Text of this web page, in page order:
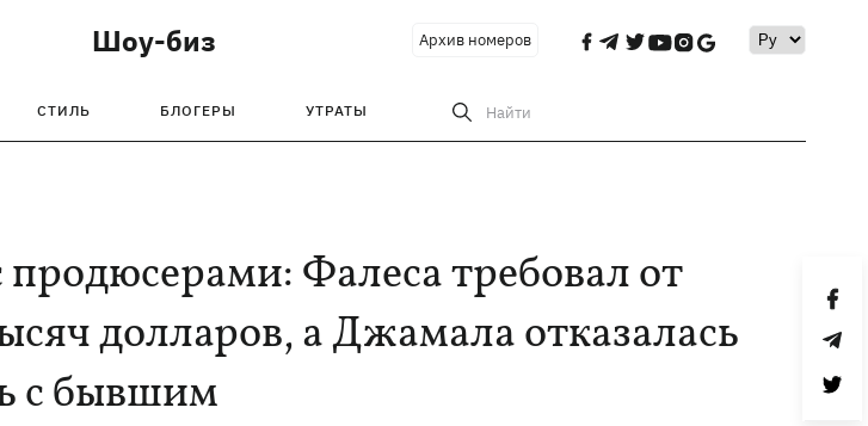
Шоу-биз Архив номеров
СТИЛЬ БЛОГЕРЫ УТРАТЫ Найти
продюсерами: Фалеса требовал от
долларов, а Джамала отказалась
с бывшим